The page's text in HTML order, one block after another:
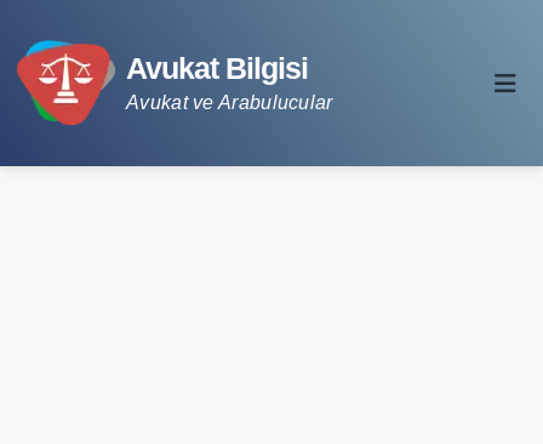
Avukat Bilgisi
Avukat ve Arabulucular